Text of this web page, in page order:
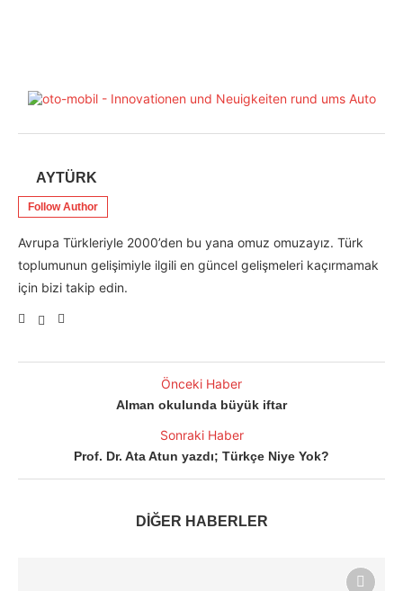
AYTÜRK
Follow Author
Avrupa Türkleriyle 2000’den bu yana omuz omuzayız. Türk
toplumunun gelişimiyle ilgili en güncel gelişmeleri kaçırmamak
için bizi takip edin.
Önceki Haber
Alman okulunda büyük iftar
Sonraki Haber
Prof. Dr. Ata Atun yazdı; Türkçe Niye Yok?
DİĞER HABERLER